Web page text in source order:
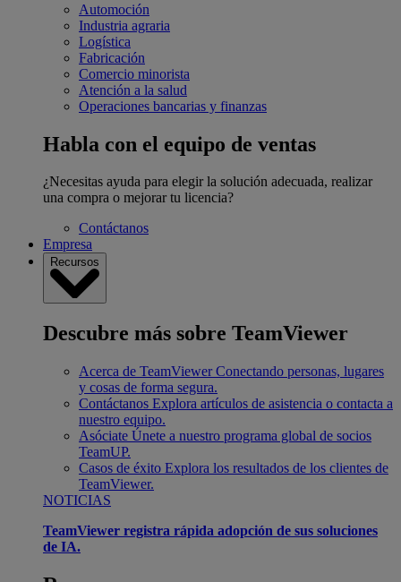
Automoción
Industria agraria
Logística
Fabricación
Comercio minorista
Atención a la salud
Operaciones bancarias y finanzas
Habla con el equipo de ventas
¿Necesitas ayuda para elegir la solución adecuada, realizar
una compra o mejorar tu licencia?
Contáctanos
Empresa
Recursos
Descubre más sobre TeamViewer
Acerca de TeamViewer Conectando personas, lugares
y cosas de forma segura.
Contáctanos Explora artículos de asistencia o contacta a
nuestro equipo.
Asóciate Únete a nuestro programa global de socios
TeamUP.
Casos de éxito Explora los resultados de los clientes de
TeamViewer.
NOTICIAS
TeamViewer registra rápida adopción de sus soluciones
de IA.